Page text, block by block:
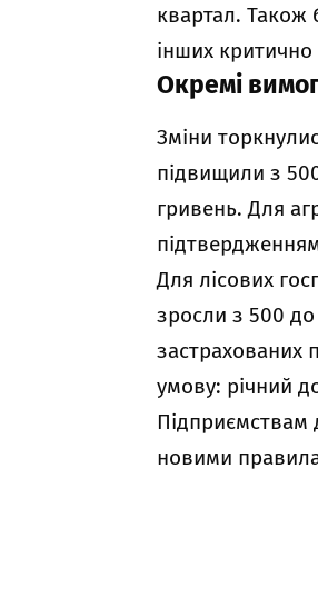
квартал. Також
інших
Окремі
Зміни
підвищили з
гривень. Для
Для лісових
зросли з 500 до
застрахованих
умову: річний
Підприємствам
новими